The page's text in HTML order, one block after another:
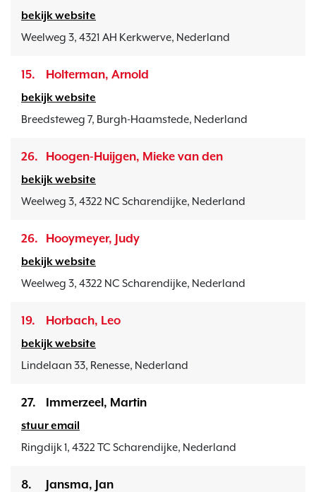
bekijk website
Weelweg 3, 4321 AH Kerkwerve, Nederland
15. Holterman, Arnold
bekijk website
Breedsteweg 7, Burgh-Haamstede, Nederland
26. Hoogen-Huijgen, Mieke van den
bekijk website
Weelweg 3, 4322 NC Scharendijke, Nederland
26. Hooymeyer, Judy
bekijk website
Weelweg 3, 4322 NC Scharendijke, Nederland
19. Horbach, Leo
bekijk website
Lindelaan 33, Renesse, Nederland
27. Immerzeel, Martin
stuur email
Ringdijk 1, 4322 TC Scharendijke, Nederland
8. Jansma, Jan